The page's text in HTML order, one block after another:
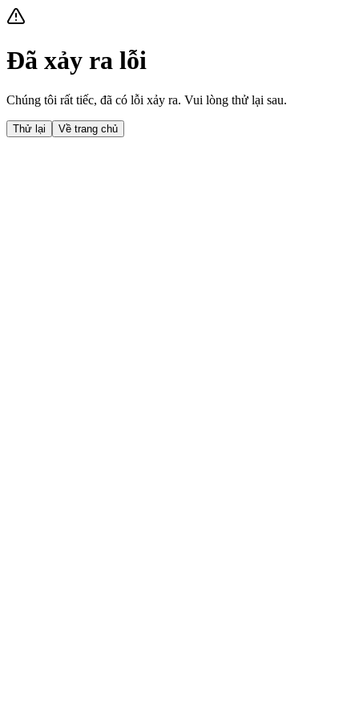
Đã xảy ra lỗi
Chúng tôi rất tiếc, đã có lỗi xảy ra. Vui lòng thử lại sau.
Thử lại Về trang chủ